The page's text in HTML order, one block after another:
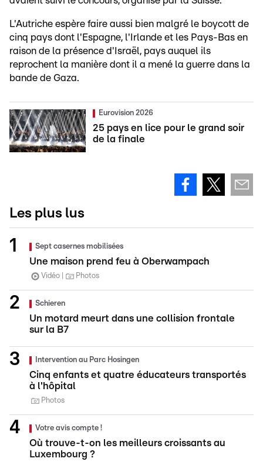
L'Autriche espère faire aussi bien malgré le boycott de
cinq pays dont l'Espagne, l'Irlande et les Pays-Bas en
raison de la présence d'Israël, pays auquel ils
reprochent la manière dont il a mené la guerre dans la
bande de Gaza.
Eurovision 2026
25 pays en lice pour le grand soir
de la finale
Les plus lus
Sept casernes mobilisées
Une maison prend feu à Oberwampach
Vidéo Photos
Schieren
Un motard meurt dans une collision frontale
sur la B7
Intervention au Parc Hosingen
Cinq enfants et quatre éducateurs transportés
à l'hôpital
Photos
Votre avis compte !
Où trouve-t-on les meilleurs croissants au
Luxembourg ?